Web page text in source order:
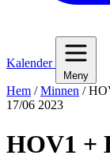
Kalender
Meny
Hem /Minnen /
17/06 2023
HOV1 +